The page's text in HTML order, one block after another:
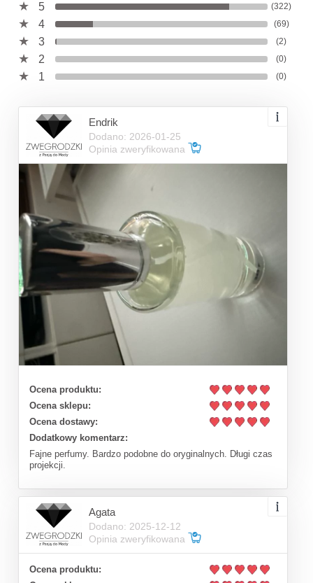
5
(322)
4 (69)
3 (2)
2 (0)
1 (0)
Endrik
Dodano: 2026-01-25
Opinia zweryfikowana
Ocena produktu:
Ocena sklepu:
Ocena dostawy:
Dodatkowy komentarz:
Fajne perfumy. Bardzo podobne do oryginalnych. Długi czas
projekcji.
Agata
Dodano: 2025-12-12
Opinia zweryfikowana
Ocena produktu: